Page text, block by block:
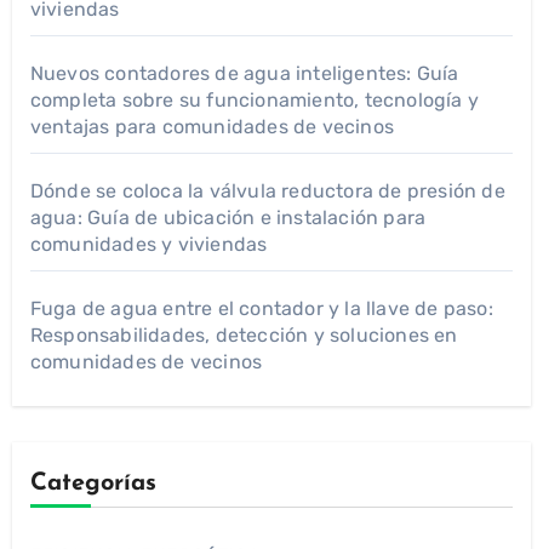
viviendas
Nuevos contadores de agua inteligentes: Guía
completa sobre su funcionamiento, tecnología y
ventajas para comunidades de vecinos
Dónde se coloca la válvula reductora de presión de
agua: Guía de ubicación e instalación para
comunidades y viviendas
Fuga de agua entre el contador y la llave de paso:
Responsabilidades, detección y soluciones en
comunidades de vecinos
Categorías